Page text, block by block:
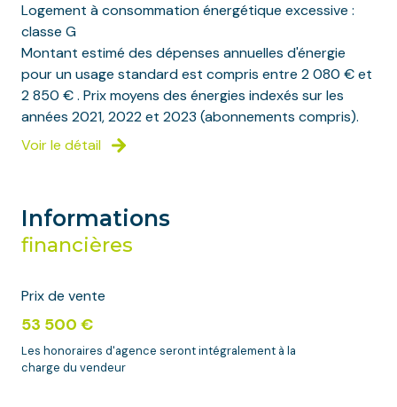
Logement à consommation énergétique excessive :
classe G
Montant estimé des dépenses annuelles d'énergie
pour un usage standard est compris entre 2 080 € et
2 850 € . Prix moyens des énergies indexés sur les
années 2021, 2022 et 2023 (abonnements compris).
Voir le détail
Informations
financières
Prix de vente
53 500 €
Les honoraires d'agence seront intégralement à la
charge du vendeur